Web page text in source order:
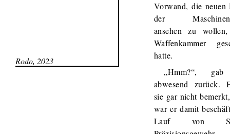
Rodo, 2023
Vorwand, die neuen
der
ansehen zu
Waffenkammer
hatte.
„Hmm?“,
abwesend zurück.
sie gar nicht
war er damit
Lauf von